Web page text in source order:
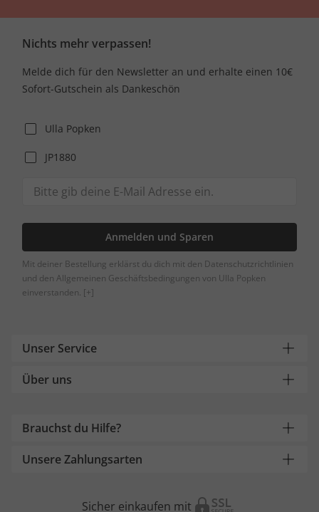
Nichts mehr verpassen!
Melde dich für den Newsletter an und erhalte einen 10€
Sofort-Gutschein als Dankeschön
Ulla Popken
JP1880
Anmelden und Sparen
Mit deiner Bestellung erklärst du dich mit den Datenschutzrichtlinien
und den Allgemeinen Geschäftsbedingungen von Ulla Popken
einverstanden. [+]
Unser Service
Über uns
Brauchst du Hilfe?
Unsere Zahlungsarten
Sicher einkaufen mit